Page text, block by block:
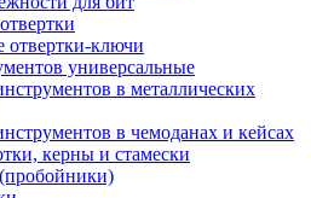
отвертки-ключи
универсальные
в металлических
в чемоданах и кейсах
керны и стамески